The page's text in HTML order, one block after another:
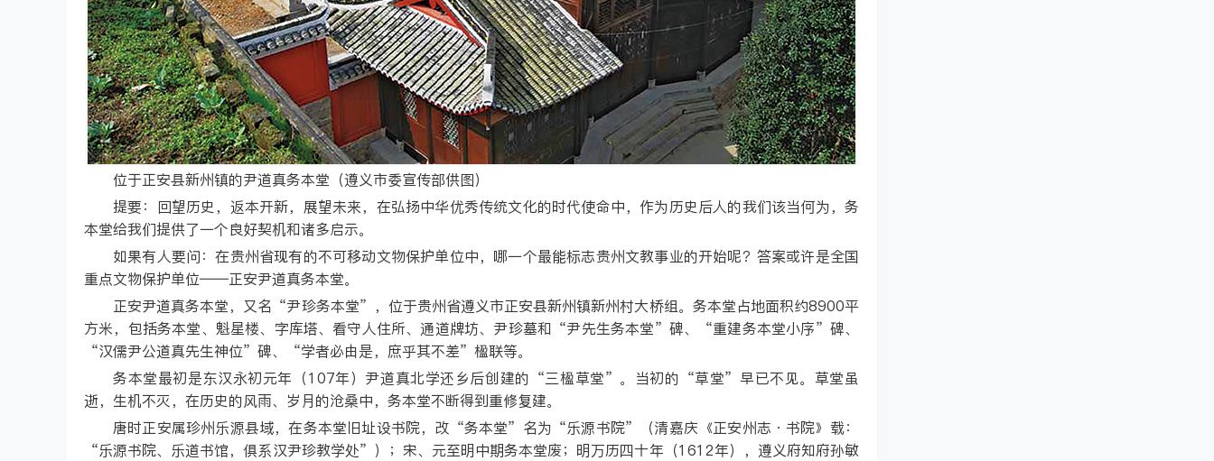
位于正安县新州镇的尹道真务本堂（遵义市委宣传部供图）
提要：回望历史，返本开新，展望未来，在弘扬中华优秀传统文化的时代使命中，作为历史后人的我们该当何为，务
本堂给我们提供了一个良好契机和诸多启示。
如果有人要问：在贵州省现有的不可移动文物保护单位中，哪一个最能标志贵州文教事业的开始呢？答案或许是全国
重点文物保护单位——正安尹道真务本堂。
正安尹道真务本堂，又名“尹珍务本堂”，位于贵州省遵义市正安县新州镇新州村大桥组。务本堂占地面积约8900平
方米，包括务本堂、魁星楼、字库塔、看守人住所、通道牌坊、尹珍墓和“尹先生务本堂”碑、“重建务本堂小序”碑、
“汉儒尹公道真先生神位”碑、“学者必由是，庶乎其不差”楹联等。
务本堂最初是东汉永初元年（107年）尹道真北学还乡后创建的“三楹草堂”。当初的“草堂”早已不见。草堂虽
逝，生机不灭，在历史的风雨、岁月的沧桑中，务本堂不断得到重修复建。
唐时正安属珍州乐源县域，在务本堂旧址设书院，改“务本堂”名为“乐源书院”（清嘉庆《正安州志·书院》载：
“乐源书院、乐道书馆，俱系汉尹珍教学处”）；宋、元至明中期务本堂废；明万历四十年（1612年），遵义府知府孙敏